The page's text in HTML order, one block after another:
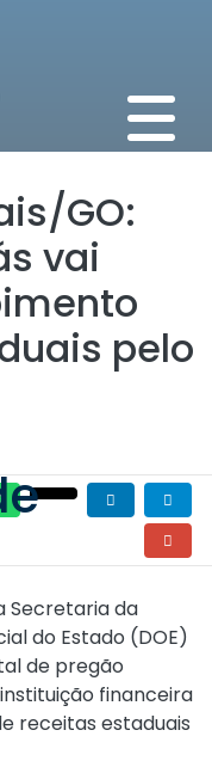
GO:
vai
pelo
Secretaria da
do Estado (DOE)
de pregão
financeira
receitas estaduais